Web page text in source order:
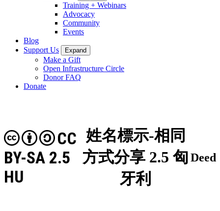
Training + Webinars
Advocacy
Community
Events
Blog
Support Us
Expand
Make a Gift
Open Infrastructure Circle
Donor FAQ
Donate
姓名標示-相同
方式分享 2.5 匈
牙利
CC
BY-SA 2.5
HU
Deed